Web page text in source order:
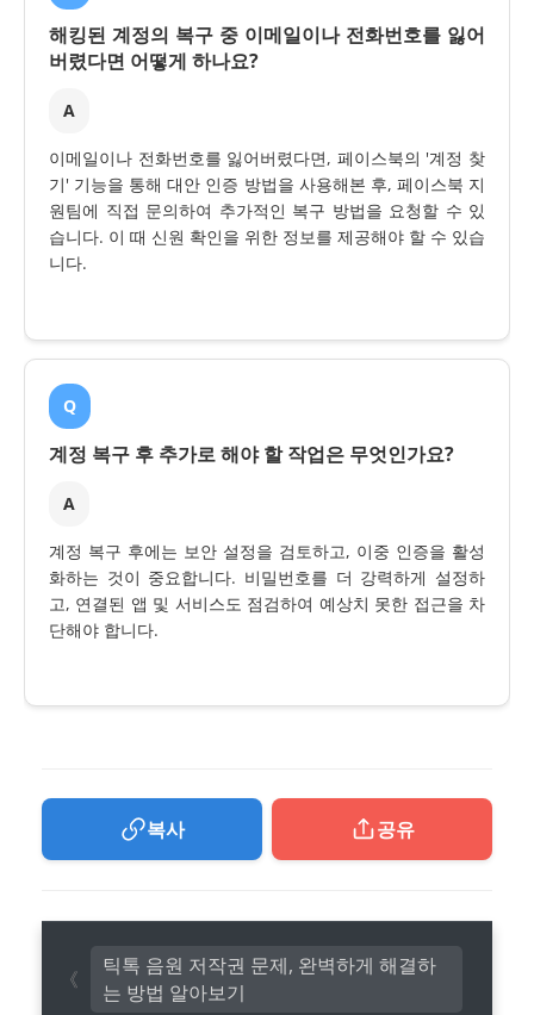
해킹된 계정의 복구 중 이메일이나 전화번호를 잃어
버렸다면 어떻게 하나요?
A
이메일이나 전화번호를 잃어버렸다면, 페이스북의 '계정 찾
기' 기능을 통해 대안 인증 방법을 사용해본 후, 페이스북 지
원팀에 직접 문의하여 추가적인 복구 방법을 요청할 수 있
습니다. 이 때 신원 확인을 위한 정보를 제공해야 할 수 있습
니다.
Q
계정 복구 후 추가로 해야 할 작업은 무엇인가요?
A
계정 복구 후에는 보안 설정을 검토하고, 이중 인증을 활성
화하는 것이 중요합니다. 비밀번호를 더 강력하게 설정하
고, 연결된 앱 및 서비스도 점검하여 예상치 못한 접근을 차
단해야 합니다.
복사 공유
틱톡 음원 저작권 문제, 완벽하게 해결하
는 방법 알아보기